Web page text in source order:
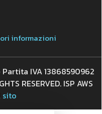
informazioni
IVA 13868590962
RESERVED. ISP AWS
sito